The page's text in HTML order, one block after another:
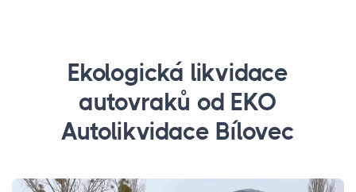
Ekologická likvidace
autovraků od EKO
Autolikvidace Bílovec